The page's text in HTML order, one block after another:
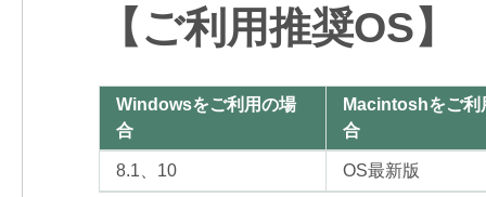
【ご利用推奨OS】
Windowsをご利用の場
合
Macintoshをご利
合
8.1、10 OS最新版